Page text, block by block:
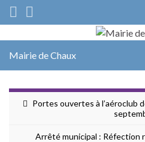
Search for:
Mairie de Chaux
Portes ouvertes à l’aéroclub
Arrêté municipal : Réfection